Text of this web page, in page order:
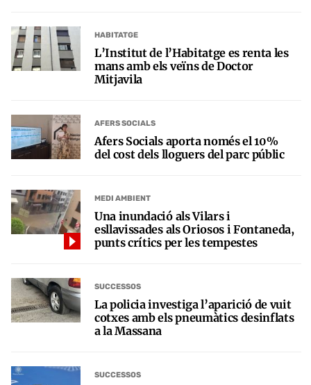
HABITATGE
L’Institut de l’Habitatge es renta les
mans amb els veïns de Doctor
Mitjavila
AFERS SOCIALS
Afers Socials aporta només el 10%
del cost dels lloguers del parc públic
MEDI AMBIENT
Una inundació als Vilars i
esllavissades als Oriosos i Fontaneda,
punts crítics per les tempestes
SUCCESSOS
La policia investiga l’aparició de vuit
cotxes amb els pneumàtics desinflats
a la Massana
SUCCESSOS